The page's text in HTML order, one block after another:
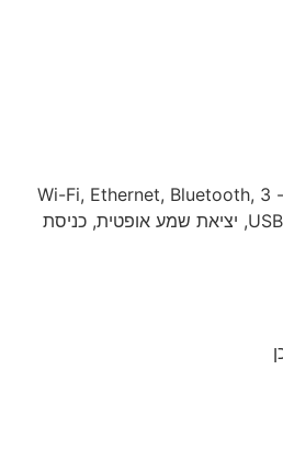
אפשרויות חיבור נוספות - Wi-Fi, Ethernet, Bluetooth, 3
כניסות HDMI, 2 כניסות USB, יציאת שמע אופטית, כניסת